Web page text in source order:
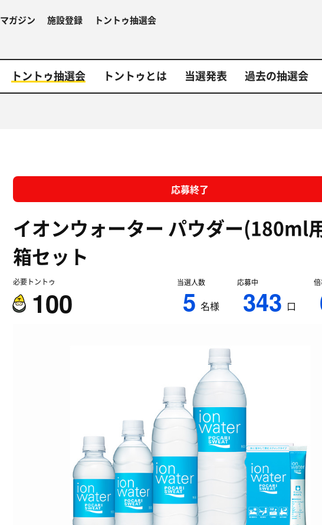
マガジン 施設登録 トントゥ抽選会
トントゥ抽選会 トントゥとは 当選発表 過去の抽選会
応募終了
イオンウォーター パウダー(180ml
箱セット
必要トントゥ
100
当選人数
5 名様
応募中
343 口